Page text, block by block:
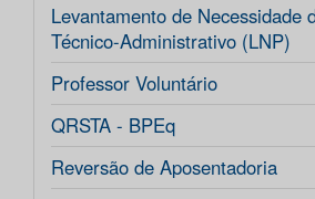
Levantamento de Necessidade
Técnico-Administrativo (LNP)
Professor Voluntário
QRSTA - BPEq
Reversão de Aposentadoria